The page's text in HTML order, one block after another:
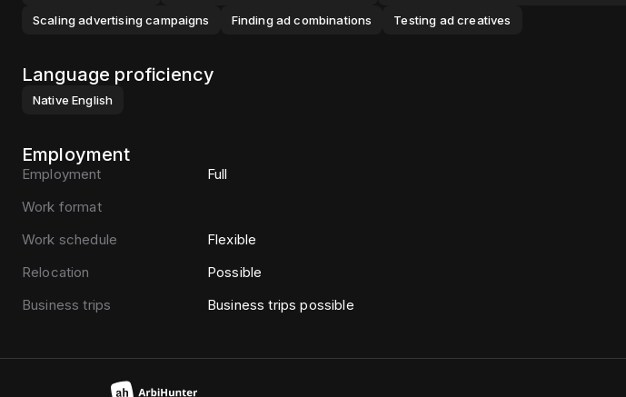
Scaling advertising campaigns
Finding ad combinations Testing ad creatives
Language proficiency
Native English
Employment
Employment
Full
Work format
Work schedule
Flexible
Relocation
Possible
Business trips
Business trips possible